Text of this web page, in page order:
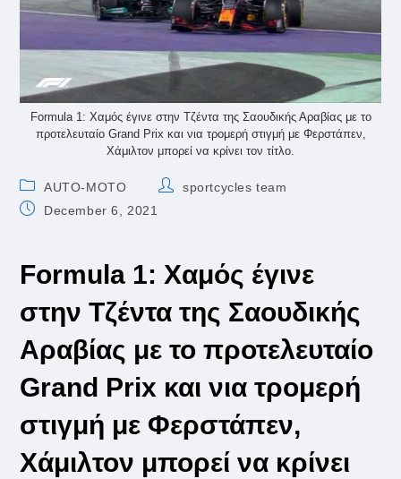
Formula 1: Χαμός έγινε στην Τζέντα της Σαουδικής Αραβίας με το
προτελευταίο Grand Prix και νια τρομερή στιγμή με Φερστάπεν,
Χάμιλτον μπορεί να κρίνει τον τίτλο.
Post
category:
AUTO-MOTO
Postsportcycles team
PostDecember 6, 2021
Formula 1: Χαμός έγινε
στην Τζέντα της Σαουδικής
Αραβίας με το προτελευταίο
Grand Prix και νια τρομερή
στιγμή με Φερστάπεν,
Χάμιλτον μπορεί να κρίνει